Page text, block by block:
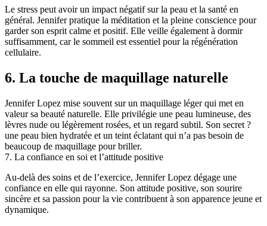
Le stress peut avoir un impact négatif sur la peau et la santé en
général. Jennifer pratique la méditation et la pleine conscience pour
garder son esprit calme et positif. Elle veille également à dormir
suffisamment, car le sommeil est essentiel pour la régénération
cellulaire.
6. La touche de maquillage naturelle
Jennifer Lopez mise souvent sur un maquillage léger qui met en
valeur sa beauté naturelle. Elle privilégie une peau lumineuse, des
lèvres nude ou légèrement rosées, et un regard subtil. Son secret ?
une peau bien hydratée et un teint éclatant qui n’a pas besoin de
beaucoup de maquillage pour briller.
7. La confiance en soi et l’attitude positive
Au-delà des soins et de l’exercice, Jennifer Lopez dégage une
confiance en elle qui rayonne. Son attitude positive, son sourire
sincère et sa passion pour la vie contribuent à son apparence jeune et
dynamique.